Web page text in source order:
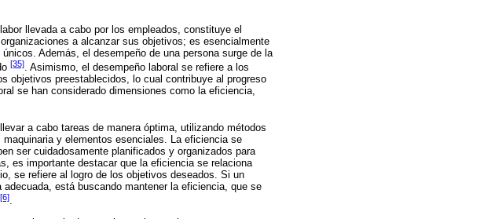
llevada a cabo por los empleados, constituye el
a alcanzar sus objetivos; es esencialmente
Además, el desempeño de una persona surge de la
[35]. Asimismo, el desempeño laboral se refiere a los
objetivos preestablecidos, lo cual contribuye al progreso
se han considerado dimensiones como la eficiencia,
a cabo tareas de manera óptima, utilizando métodos
y elementos esenciales. La eficiencia se
ser cuidadosamente planificados y organizados para
es importante destacar que la eficiencia se relaciona
se refiere al logro de los objetivos deseados. Si un
está buscando mantener la eficiencia, que se
[6].